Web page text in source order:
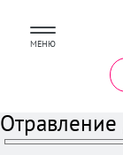
МЕНЮ